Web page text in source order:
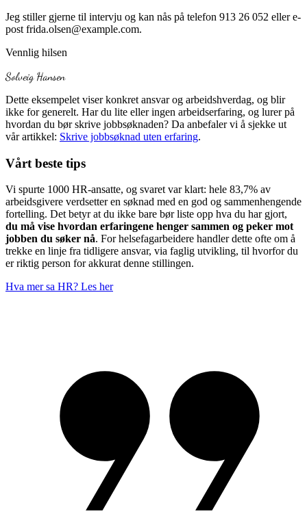
Jeg stiller gjerne til intervju og kan nås på telefon 913 26 052 eller e-
post frida.olsen@example.com.
Vennlig hilsen
Solveig Hansen
Dette eksempelet viser konkret ansvar og arbeidshverdag, og blir
ikke for generelt. Har du lite eller ingen arbeidserfaring, og lurer på
hvordan du bør skrive jobbsøknaden? Da anbefaler vi å sjekke ut
vår artikkel: Skrive jobbsøknad uten erfaring.
Vårt beste tips
Vi spurte 1000 HR-ansatte, og svaret var klart: hele 83,7% av
arbeidsgivere verdsetter en søknad med en god og sammenhengende
fortelling. Det betyr at du ikke bare bør liste opp hva du har gjort,
du må vise hvordan erfaringene henger sammen og peker mot
jobben du søker nå. For helsefagarbeidere handler dette ofte om å
trekke en linje fra tidligere ansvar, via faglig utvikling, til hvorfor du
er riktig person for akkurat denne stillingen.
Hva mer sa HR? Les her